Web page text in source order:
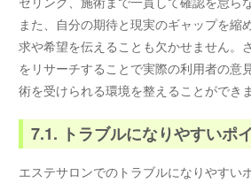
また、自分の期待と現実のギャップを縮
求や希望を伝えることも欠かせません。
をリサーチすることで実際の利用者の意
術を受けられる環境を整えることができま
7.1. トラブルになりやすいポ
エステサロンでのトラブルになりやすい